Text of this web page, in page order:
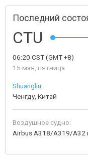
Последний
CTU
06:20 CST(GMT +8)
15 мая, пятница
Shuangliu
Ченгду, Китай
Воздушное судно:
Airbus A318/A319/A32